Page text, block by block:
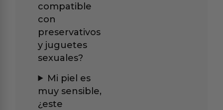
compatible
con
preservativos
y juguetes
sexuales?
Mi piel es
muy sensible,
¿este